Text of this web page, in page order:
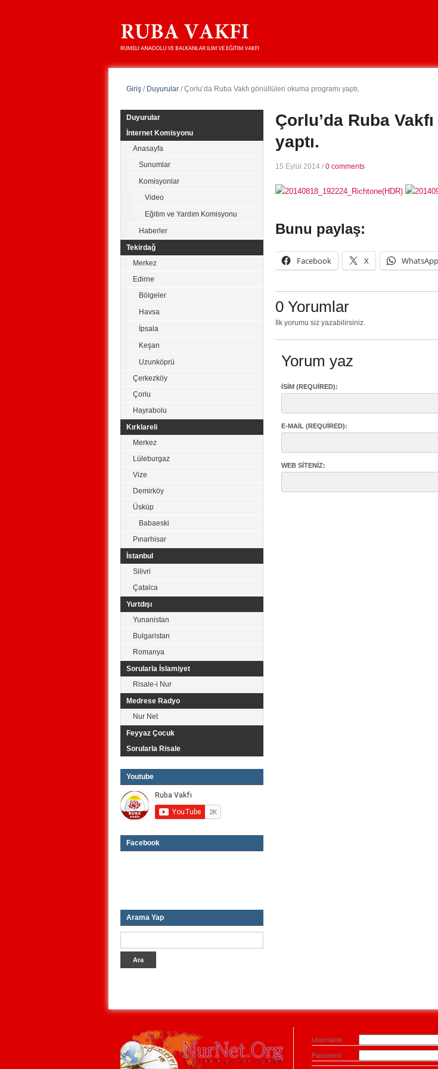
Giriş / Duyurular /Çorlu’da Ruba Vakfı gönüllüleri okuma programı yaptı.
Çorlu’da Ruba
yaptı.
15 Eylül 2014 / 0 comments
Bunu paylaş:
Facebook X WhatsApp
0 Yorumlar
İlk yorumu siz yazabilirsiniz.
Yorum yaz
İSIM (REQUIRED):
E-MAIL (REQUIRED):
WEB SITENIZ:
Duyurular
İnternet Komisyonu
Anasayfa
Sunumlar
Komisyonlar
Video
Eğitim ve Yardım Komisyonu
Haberler
Tekirdağ
Merkez
Edirne
Bölgeler
Havsa
İpsala
Keşan
Uzunköprü
Çerkezköy
Çorlu
Hayrabolu
Kırklareli
Merkez
Lüleburgaz
Vize
Demirköy
Üsküp
Babaeski
Pınarhisar
İstanbul
Silivri
Çatalca
Yurtdışı
Yunanistan
Bulgaristan
Romanya
Sorularla İslamiyet
Risale-i Nur
Medrese Radyo
Nur Net
Feyyaz Çocuk
Sorularla Risale
Youtube
Facebook
Arama Yap
Username
Password